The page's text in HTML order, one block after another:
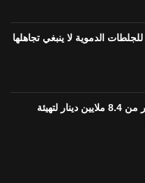
تونس تخصص أكثر من 8.4 ملايين دينار لتهيئة